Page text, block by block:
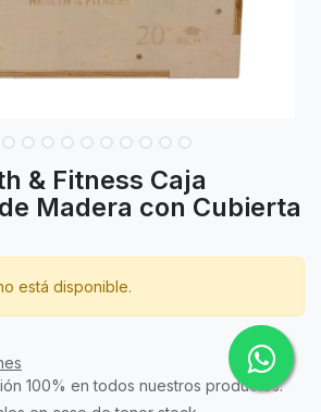
& Fitness Caja
Madera con Cubierta
está disponible.
100% en todos nuestros productos.